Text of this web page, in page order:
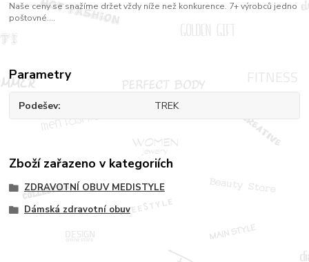
Naše ceny se snažíme držet vždy níže než konkurence. 7+ výrobců jedno
poštovné....
Parametry
Podešev TREK
Zboží zařazeno v kategoriích
ZDRAVOTNÍ OBUV MEDISTYLE
Dámská zdravotní obuv